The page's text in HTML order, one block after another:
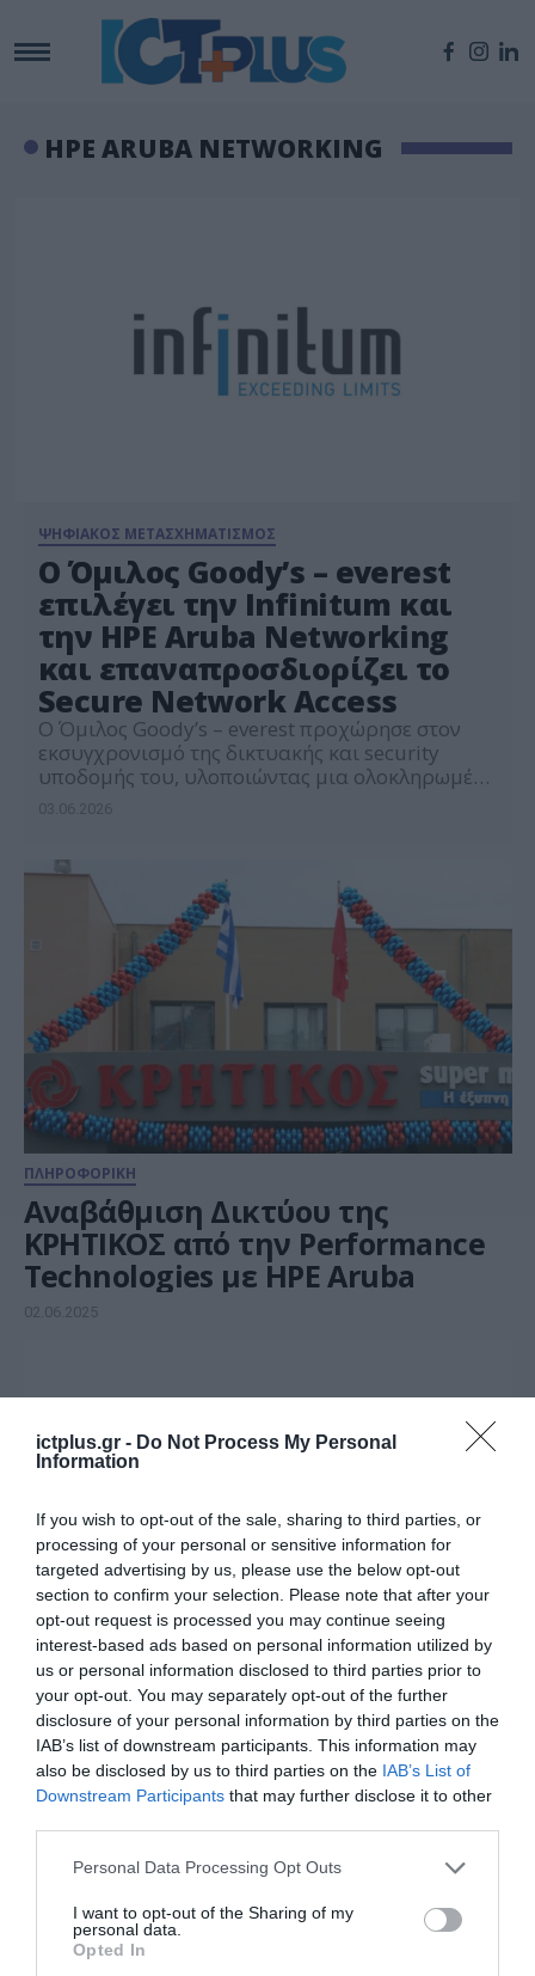
ictplus.gr - Do Not Process My Personal
Information
If you wish to opt-out of the sale, sharing to third parties, or
processing of your personal or sensitive information for
targeted advertising by us, please use the below opt-out
section to confirm your selection. Please note that after your
opt-out request is processed you may continue seeing
interest-based ads based on personal information utilized by
us or personal information disclosed to third parties prior to
your opt-out. You may separately opt-out of the further
disclosure of your personal information by third parties on the
IAB’s list of downstream participants. This information may
also be disclosed by us to third parties on the IAB’s List of
Downstream Participants that may further disclose it to other
Please note that this website/app uses one or more Google
not limited to your visit or usage behaviour. You may click to
grant or deny consent to Google and its third-party tags to
use your data for below specified purposes in below Google
Personal Data Processing Opt Outs
I want to opt-out of the Sharing of my
personal data.
Opted In
HPE ARUBA NETWORKING
ΨΗΦΙΑΚΟΣ ΜΕΤΑΣΧΗΜΑΤΙΣΜΟΣ
Ο Όμιλος Goody’s – everest
επιλέγει την Infinitum και
την HPE Aruba Networking
και επαναπροσδιορίζει το
Secure Network Access
Ο Όμιλος Goody’s – everest προχώρησε στον
εκσυγχρονισμό της δικτυακής και security
υποδομής του, υλοποιώντας μια ολοκληρωμένη
στις εγκαταστάσεις της εταιρείας σε Αθήνα και
Θεσσαλονίκη και στόχο είχε την ενίσχυση της
ασφάλειας, του visibility, του Network
Segmentation […]
ΠΛΗΡΟΦΟΡΙΚΗ
Αναβάθμιση Δικτύου της
ΚΡΗΤΙΚΟΣ από την Performance
Technologies με HPE Aruba
02.06.2025
ΠΛΗΡΟΦΟΡΙΚΗ
H HPE παρουσίασε την
συνδεσιμότητα επόμενης γενιάς
στην MWC 2025
11.03.2025